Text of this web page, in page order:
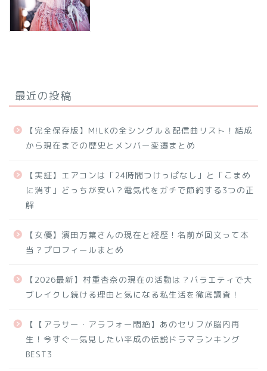
最近の投稿
【完全保存版】M!LKの全シングル＆配信曲リスト！結成
から現在までの歴史とメンバー変遷まとめ
【実証】エアコンは「24時間つけっぱなし」と「こまめ
に消す」どっちが安い？電気代をガチで節約する3つの正
解
【女優】濱田万葉さんの現在と経歴！名前が回文って本
当？プロフィールまとめ
【2026最新】村重杏奈の現在の活動は？バラエティで大
ブレイクし続ける理由と気になる私生活を徹底調査！
【【アラサー・アラフォー悶絶】あのセリフが脳内再
生！今すぐ一気見したい平成の伝説ドラマランキング
BEST3